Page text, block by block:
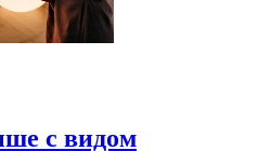
с видом